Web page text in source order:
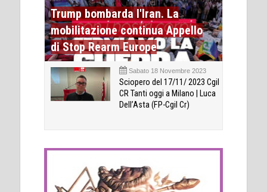
Trump bombarda l'Iran. La
mobilitazione continua Appello
di Stop Rearm Europe
Sabato 18 Novembre 2023
Sciopero del 17/11/ 2023 Cgil
CR Tanti oggi a Milano | Luca
Dell’Asta (FP-Cgil Cr)